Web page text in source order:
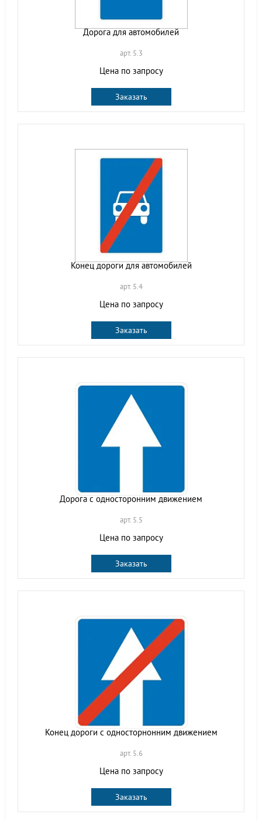
Дорога для автомобилей
арт. 5.3
Цена по запросу
Заказать
Конец дороги для автомобилей
арт. 5.4
Цена по запросу
Заказать
Дорога с односторонним движением
арт. 5.5
Цена по запросу
Заказать
Конец дороги с односторнонним движением
арт. 5.6
Цена по запросу
Заказать